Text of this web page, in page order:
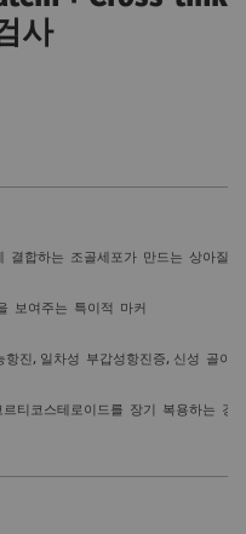
사
결합하는 조골세포가 만드는 상아질에
보여주는 특이적 마커
항진 , 일차성 부갑성항진증, 신성 골이
르티코스테로이드를 장기 복용하는 경